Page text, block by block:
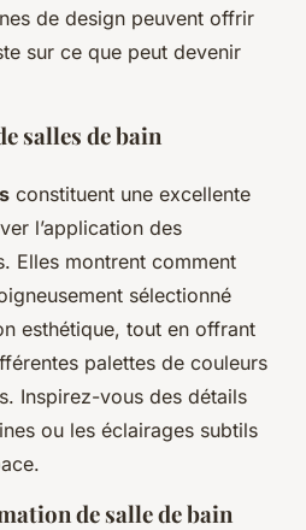
de design peuvent offrir
sur ce que peut devenir
salles de bain
constituent une excellente
l’application des
Elles montrent comment
sélectionné
esthétique, tout en offrant
palettes de couleurs
Inspirez-vous des détails
ou les éclairages subtils
de salle de bain